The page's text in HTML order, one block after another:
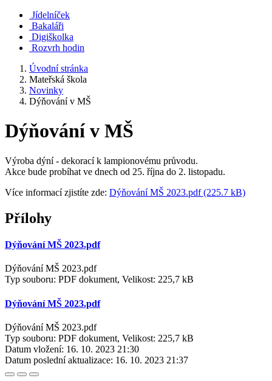
Jídelníček
Bakaláři
Digiškolka
Rozvrh hodin
Úvodní stránka
Mateřská škola
Novinky
Dýňování v MŠ
Dýňování v MŠ
Výroba dýní - dekorací k lampionovému průvodu.
Akce bude probíhat ve dnech od 25. října do 2. listopadu.
Více informací zjistíte zde: Dýňování MŠ 2023.pdf (225.7 kB)
Přílohy
Dýňování MŠ 2023.pdf
Dýňování MŠ 2023.pdf
Typ souboru: PDF dokument, Velikost: 225,7 kB
Dýňování MŠ 2023.pdf
Dýňování MŠ 2023.pdf
Typ souboru: PDF dokument, Velikost: 225,7 kB
Datum vložení: 16. 10. 2023 21:30
Datum poslední aktualizace: 16. 10. 2023 21:37